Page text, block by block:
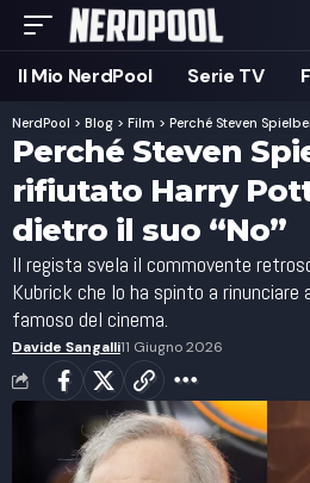
Il Mio NerdPool Serie TV
NerdPool > Blog > Film > Perché Steven Spielberg ha
Perché Steven
rifiutato Harry
dietro il suo “No”
Il regista svela il commovente
Kubrick che lo ha spinto a
famoso del cinema.
Davide Sangalli11 Giugno 2026